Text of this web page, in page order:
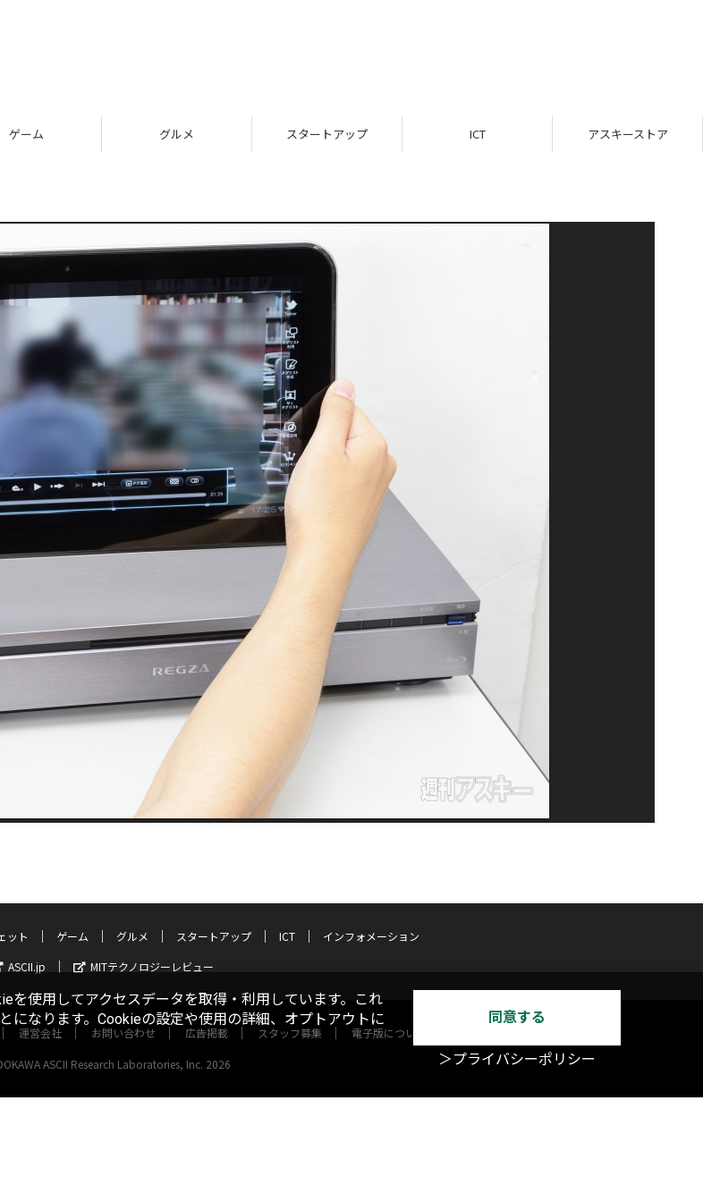
ゲーム グルメ スタートアップ ICT アスキーストア
ット ゲーム グルメ スタートアップ ICT
インフォメーション
ASCII.jp
MITテクノロジーレビュー
運営会社 お問い合わせ 広告掲載 スタッフ募集 電子版について
ASCII Research Laboratories, Inc. 2026
を使用してアクセスデータを取得・利用しています。これ
になります。Cookieの設定や使用の詳細、オプトアウトに
同意する
＞プライバシーポリシー